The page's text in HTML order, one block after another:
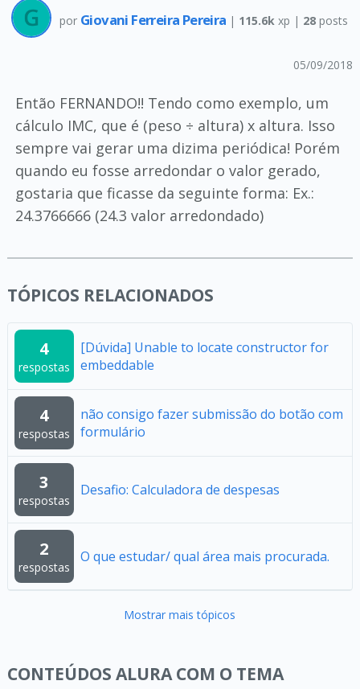
por Giovani Ferreira Pereira | 115.6k xp | 28posts
05/09/2018
Então FERNANDO!! Tendo como exemplo, um
cálculo IMC, que é (peso ÷ altura) x altura. Isso
sempre vai gerar uma dizima periódica! Porém
quando eu fosse arredondar o valor gerado,
gostaria que ficasse da seguinte forma: Ex.:
24.3766666 (24.3 valor arredondado)
TÓPICOS RELACIONADOS
4
respostas
[Dúvida] Unable to locate constructor for
embeddable
4
respostas
não consigo fazer submissão do botão com
formulário
3
respostas
Desafio: Calculadora de despesas
2
respostas
O que estudar/ qual área mais procurada.
Mostrar mais tópicos
CONTEÚDOS ALURA COM O TEMA